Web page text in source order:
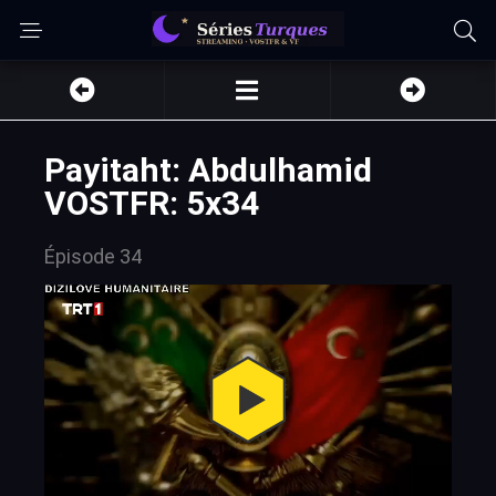
Payitaht: Abdulhamid
VOSTFR: 5x34
Épisode 34